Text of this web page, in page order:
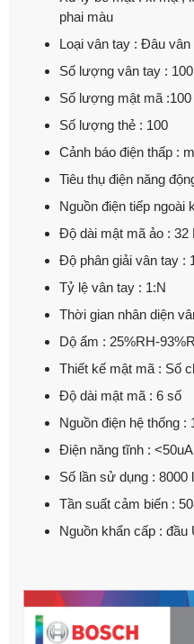
phai màu
Loại vân tay : Đâu
Số lượng vân tay : 100
Số lượng mật mã :100
Số lượng thẻ : 100
Cảnh báo điện thấp :
Tiêu thụ điện năng
Nguồn điện tiếp ngoài
Độ dài mật mã ảo : 32
Độ phân giải vân tay :
Tỷ lệ vân tay : 1:N
Thời gian nhân diện
Dộ ẩm : 25%RH-
Thiết kế mật mã : Số
Độ dài mật mã : 6 số
Nguồn điện hệ thống :
Điện năng tĩnh : <50uA
Số lần sử dụng : 8000
Tần suất cảm biến :
Nguồn khẩn cấp : đầu